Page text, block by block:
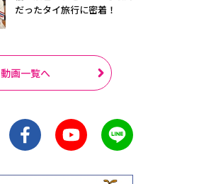
だったタイ旅行に密着！
動画一覧へ